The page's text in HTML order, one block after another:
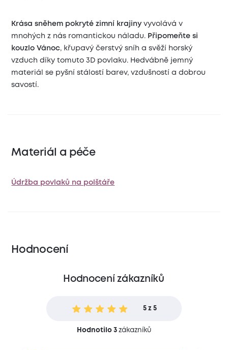
Krása sněhem pokryté zimní krajiny vyvolává v
mnohých z nás romantickou náladu. Připomeňte si
kouzlo Vánoc, křupavý čerstvý sníh a svěží horský
vzduch díky tomuto 3D povlaku. Hedvábně jemný
materiál se pyšní stálostí barev, vzdušností a dobrou
savostí.
Materiál a péče
Údržba povlaků na polštáře
Hodnocení
Hodnocení zákazníků
5 z 5
Hodnotilo 3zákazníků